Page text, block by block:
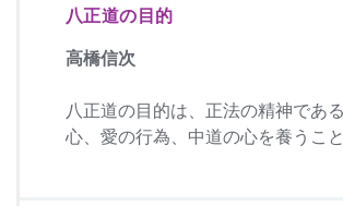
八正道の目的
高橋信次
八正道の目的は、正法の精神であ
心、愛の行為、中道の心を養うこと